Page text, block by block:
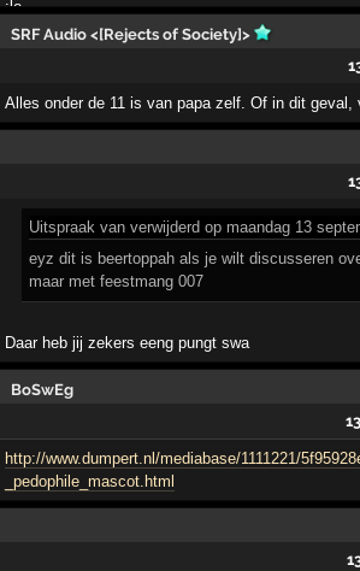
SRF Audio <[Rejects of Society]>
Alles onder de 11 is van papa zelf. Of in dit geval,
Uitspraak van verwijderd op maandag 13
eyz dit is beertoppah als je wilt discusseren
maar met feestmang 007
Daar heb jij zekers eeng pungt swa
BoSwEg
http://www.dumpert.nl/mediabase/1111221/
_pedophile_mascot.html